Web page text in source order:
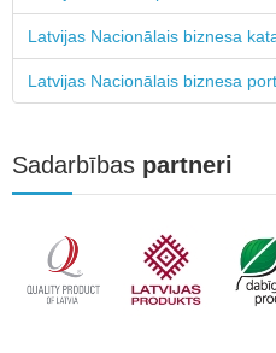
Latvijas Nacionālais biznesa
Latvijas Nacionālais biznesa
Sadarbības partneri